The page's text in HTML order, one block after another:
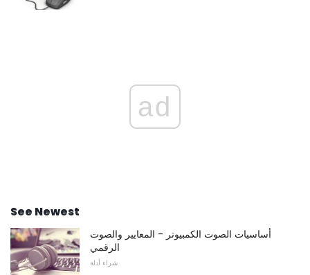
ad
See Newest
أساسيات الصوت الكمبيوتر - المعايير والصوت
الرقمي
شراء أدلة